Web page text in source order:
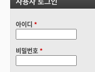
아이디 *
비밀번호*